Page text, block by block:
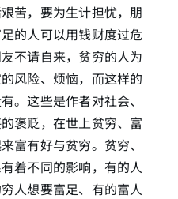
苦，要为生计担忧，朋
的人可以用钱财度过危
不请自来，贫穷的人为
风险、烦恼，而这样的
。这些是作者对社会、
褒贬，在世上贫穷、富
富有好与贫穷。贫穷、
着不同的影响，有的人
人想要富足、有的富人